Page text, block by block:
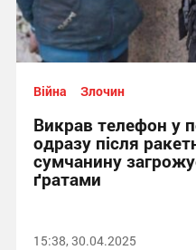
Війна Злочин
Викрав телефон у
одразу після
сумчанину
ґратами
15:38, 30.04.2025